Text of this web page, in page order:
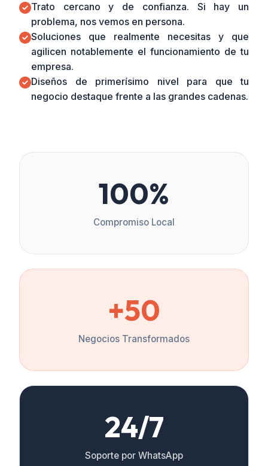
Trato cercano y de confianza. Si hay un
problema, nos vemos en persona.
Soluciones que realmente necesitas y que
agilicen notablemente el funcionamiento de tu
empresa.
Diseños de primerísimo nivel para que tu
negocio destaque frente a las grandes cadenas.
100%
Compromiso Local
+50
Negocios Transformados
24/7
Soporte por WhatsApp